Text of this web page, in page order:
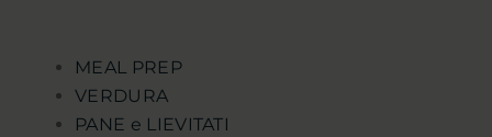
MEAL PREP
VERDURA
PANE e LIEVITATI